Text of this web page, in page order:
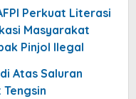
Perkuat Literasi
Masyarakat
Pinjol Ilegal
Atas Saluran